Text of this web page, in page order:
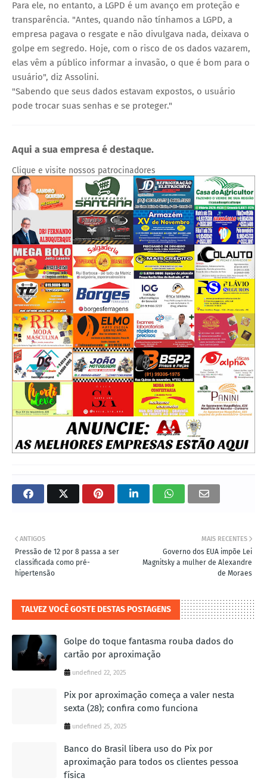
Para ele, no entanto, a LGPD é um avanço em proteção e
transparência. "Antes, quando não tínhamos a LGPD, a
empresa pagava o resgate e não divulgava nada, deixava o
golpe em segredo. Hoje, com o risco de os dados vazarem,
elas vêm a público informar a invasão, o que é bom para o
usuário", diz Assolini.
"Sabendo que seus dados estavam expostos, o usuário
pode trocar suas senhas e se proteger."
Aqui a sua empresa é destaque.
Clique e visite nossos patrocinadores
MAIS RECENTES
Governo dos EUA impõe Lei
Magnitsky a mulher de Alexandre
de Moraes
ANTIGOS
Pressão de 12 por 8 passa a ser
classificada como pré-
hipertensão
TALVEZ VOCÊ GOSTE DESTAS POSTAGENS
Golpe do toque fantasma rouba dados do
cartão por aproximação
undefined 22, 2025
Pix por aproximação começa a valer nesta
sexta (28); confira como funciona
undefined 25, 2025
Banco do Brasil libera uso do Pix por
aproximação para todos os clientes pessoa
física